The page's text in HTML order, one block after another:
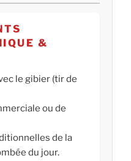
&
le gibier (tir de
ou de
de la
du jour.